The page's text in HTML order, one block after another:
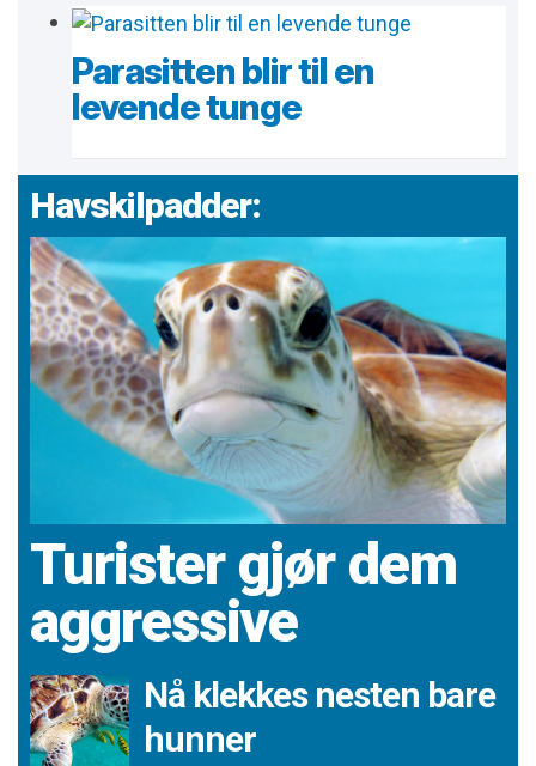
Parasitten blir til en
levende tunge
Havskilpadder:
Turister gjør dem
aggressive
Nå klekkes nesten bare
hunner